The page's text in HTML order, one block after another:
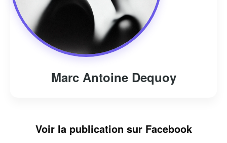
Marc Antoine Dequoy
Voir la publication sur Facebook